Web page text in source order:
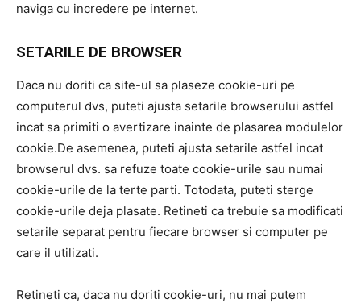
naviga cu incredere pe internet.
SETARILE DE BROWSER
Daca nu doriti ca site-ul sa plaseze cookie-uri pe
computerul dvs, puteti ajusta setarile browserului astfel
incat sa primiti o avertizare inainte de plasarea modulelor
cookie.De asemenea, puteti ajusta setarile astfel incat
browserul dvs. sa refuze toate cookie-urile sau numai
cookie-urile de la terte parti. Totodata, puteti sterge
cookie-urile deja plasate. Retineti ca trebuie sa modificati
setarile separat pentru fiecare browser si computer pe
care il utilizati.
Retineti ca, daca nu doriti cookie-uri, nu mai putem